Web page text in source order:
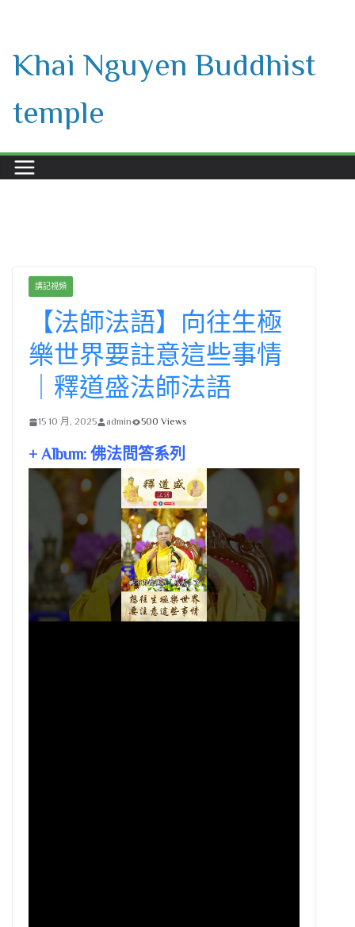
content
Khai Nguyen Buddhist
temple
講記視頻
【法師法語】向往生極
樂世界要註意這些事情
｜釋道盛法師法語
15 10 月, 2025 admin 500 Views
+ Album: 佛法問答系列